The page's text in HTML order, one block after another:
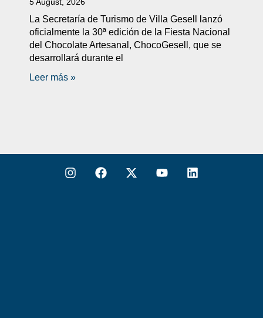
La Secretaría de Turismo de Villa Gesell lanzó
oficialmente la 30ª edición de la Fiesta Nacional
del Chocolate Artesanal, ChocoGesell, que se
desarrollará durante el
Leer más »